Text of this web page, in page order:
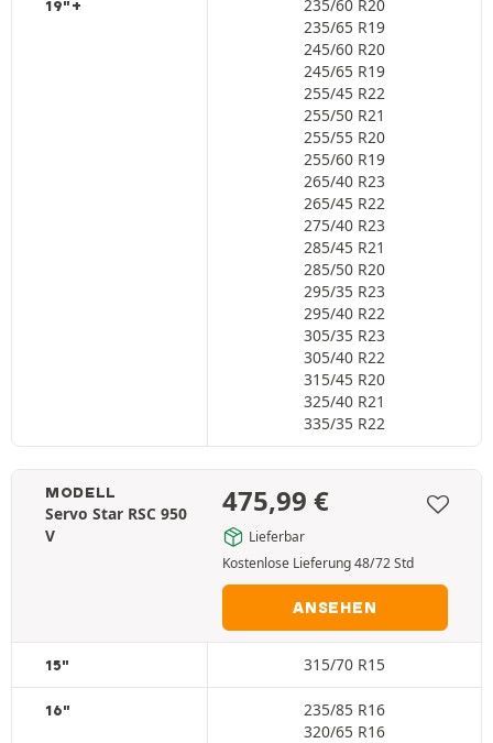
19"+
235/60 R20
235/65 R19
245/60 R20
245/65 R19
255/45 R22
255/50 R21
255/55 R20
255/60 R19
265/40 R23
265/45 R22
275/40 R23
285/45 R21
285/50 R20
295/35 R23
295/40 R22
305/35 R23
305/40 R22
315/45 R20
325/40 R21
335/35 R22
MODELL
Servo Star RSC 950
V
475,99 €
Lieferbar
Kostenlose Lieferung 48/72 Std
ANSEHEN
15" 315/70 R15
16"
235/85 R16
320/65 R16